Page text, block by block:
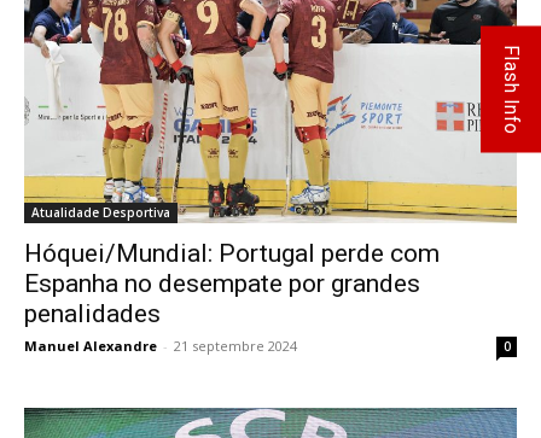
Atualidade Desportiva
Hóquei/Mundial: Portugal perde com
Espanha no desempate por grandes
penalidades
Manuel Alexandre - 21 septembre 2024 0
Flash Info